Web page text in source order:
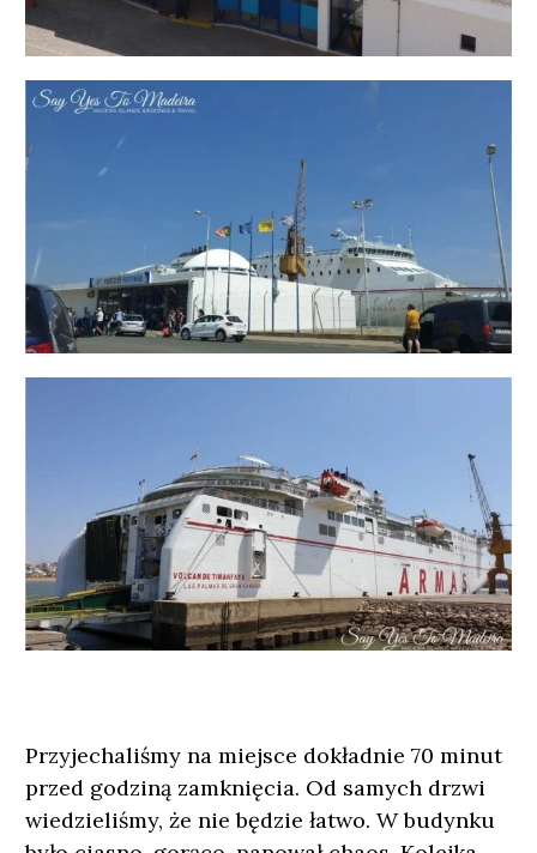
Przyjechaliśmy na miejsce dokładnie 70 minut
przed godziną zamknięcia. Od samych drzwi
wiedzieliśmy, że nie będzie łatwo. W budynku